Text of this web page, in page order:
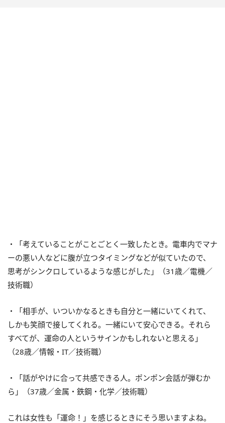
・「考えていることがことごとく一致したとき。電車内でマナ
ーの悪い人などに腹が立つタイミングなどが似ていたので、
思考がシンクロしているような感じがした」（31歳／電機／
技術職）
・「相手が、いついかなるときも自分と一緒にいてくれて、
しかも笑顔で接してくれる。一緒にいて安心できる。それら
すべてが、運命の人というサインかもしれないと思える」
（28歳／情報・IT／技術職）
・「話がやけに合って共感できる人。ポンポン会話が弾むか
ら」（37歳／金属・鉄鋼・化学／技術職）
これは女性も「運命！」を感じるときにそう思いますよね。